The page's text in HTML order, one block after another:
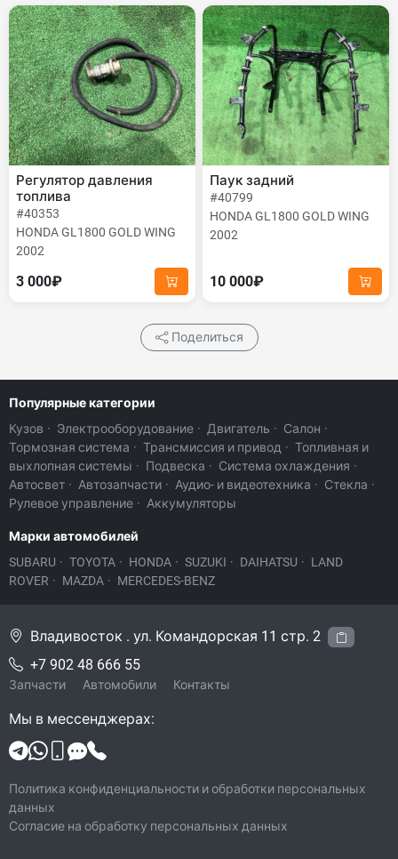
Регулятор давления
топлива
#40353
HONDA GL1800 GOLD WING
2002
3 000₽
Паук задний
#40799
HONDA GL1800 GOLD WING
2002
10 000₽
Поделиться
Популярные категории
Кузов · Электрооборудование · Двигатель · Салон ·
Тормозная система · Трансмиссия и привод · Топливная и
выхлопная системы · Подвеска · Система охлаждения ·
Автосвет · Автозапчасти · Аудио- и видеотехника · Стекла ·
Рулевое управление · Аккумуляторы
Марки автомобилей
SUBARU · TOYOTA · HONDA · SUZUKI · DAIHATSU · LAND
ROVER · MAZDA · MERCEDES-BENZ
Владивосток . ул. Командорская 11 стр. 2
+7 902 48 666 55
Запчасти Автомобили Контакты
Мы в мессенджерах:
Политика конфиденциальности и обработки персональных
данных
Согласие на обработку персональных данных